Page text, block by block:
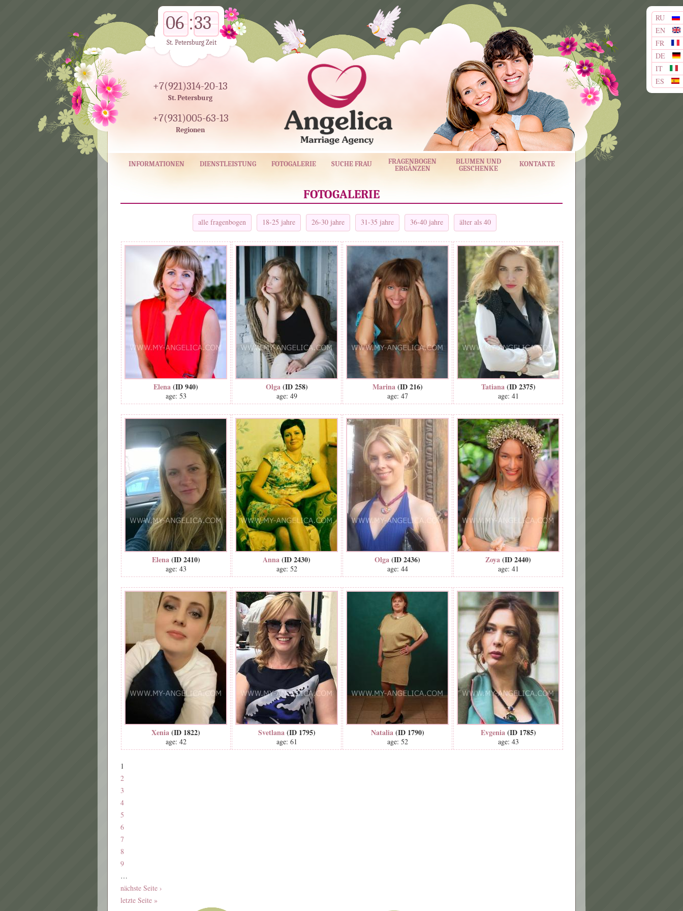
RU
EN
FR
DE
IT
ES
+7(921)314-20-13
St. Petersburg
+7(931)005-63-13
Regionen
06 33
St. Petersburg Zeit
INFORMATIONEN DIENSTLEISTUNG FOTOGALERIE SUCHE FRAU
FRAGENBOGEN
ERGÄNZEN
BLUMEN UND
GESCHENKE
KONTAKTE
FOTOGALERIE
alle fragenbogen 18-25 jahre 26-30 jahre 31-35 jahre 36-40 jahre älter als 40
Elena(ID 940)
age: 53
Olga (ID 258)
age: 49
Marina (ID 216)
age: 47
Tatiana(ID 2375)
age: 41
Elena (ID 2410)
age: 43
Anna(ID 2430)
age: 52
Olga(ID 2436)
age: 44
Zoya(ID 2440)
age: 41
Xenia(ID 1822)
age: 42
Svetlana (ID 1795)
age: 61
Natalia (ID 1790)
age: 52
Evgenia (ID 1785)
age: 43
1
2
3
4
5
6
7
8
9
…
nächste Seite ›
letzte Seite »